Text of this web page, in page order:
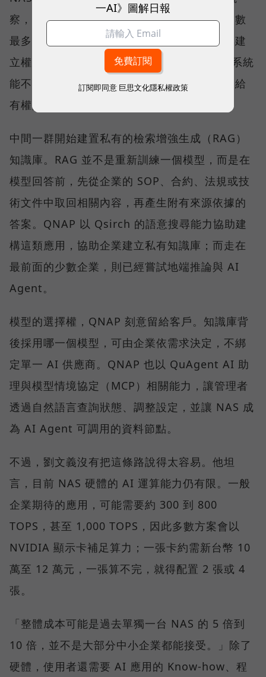
察，目前客戶大致分布在一條導入光譜上。人數
最多的一群，仍在把資料集中、分類、清理與建
立權限。這一步看似與 AI 無關，卻決定後續系統
能不能找到正確資料、辨識版本，並把答案交給
有權限的人。
中間一群開始建置私有的檢索增強生成（RAG）
知識庫。RAG 並不是重新訓練一個模型，而是在
模型回答前，先從企業的 SOP、合約、法規或技
術文件中取回相關內容，再產生附有來源依據的
答案。QNAP 以 Qsirch 的語意搜尋能力協助建
構這類應用，協助企業建立私有知識庫；而走在
最前面的少數企業，則已經嘗試地端推論與 AI
Agent。
模型的選擇權，QNAP 刻意留給客戶。知識庫背
後採用哪一個模型，可由企業依需求決定，不綁
定單一 AI 供應商。QNAP 也以 QuAgent AI 助
理與模型情境協定（MCP）相關能力，讓管理者
透過自然語言查詢狀態、調整設定，並讓 NAS 成
為 AI Agent 可調用的資料節點。
不過，劉文義沒有把這條路說得太容易。他坦
言，目前 NAS 硬體的 AI 運算能力仍有限。一般
企業期待的應用，可能需要約 300 到 800
TOPS，甚至 1,000 TOPS，因此多數方案會以
NVIDIA 顯示卡補足算力；一張卡約需新台幣 10
萬至 12 萬元，一張算不完，就得配置 2 張或 4
張。
「整體成本可能是過去單獨一台 NAS 的 5 倍到
10 倍，並不是大部分中小企業都能接受。」除了
硬體，使用者還需要 AI 應用的 Know-how、程
一AI》圖解日報
訂閱即同意 巨思文化隱私權政策